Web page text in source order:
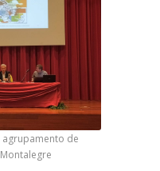
agrupamento de
Montalegre